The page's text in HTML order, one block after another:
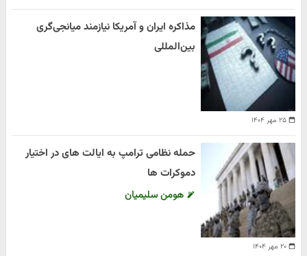
۲۵ مهر ۱۴۰۴
مذاکره ایران و آمریکا نیازمند میانجی‌گری
بین‌المللی
۲۰ مهر ۱۴۰۴
حمله نظامی ترامپ به ایالت های در اختیار
دموکرات ها
هومن سلیمیان